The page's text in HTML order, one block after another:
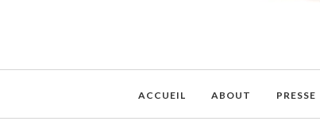
ACCUEIL ABOUT PRESSE